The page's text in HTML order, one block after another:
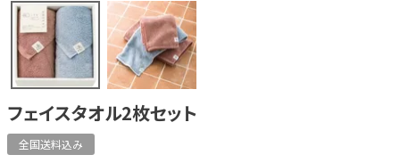
フェイスタオル2枚セット
全国送料込み